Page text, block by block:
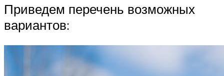
Приведем перечень возможных
вариантов: